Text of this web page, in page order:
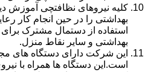
کلیه نیروهای نظافتچی آموزش
بهداشتی را در حین انجام کار
استفاده از دستمال مشترک
بهداشتی و سایر نقاط منزل.
این شرکت دارای دستگاه های
است.این دستگاه ها همراه با